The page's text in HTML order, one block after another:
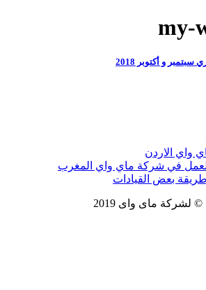
my-
و أكتوبر 2018
واي الاردن
بعض القيادات
ماى واى 2019